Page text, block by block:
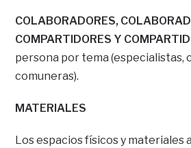
COLABORADORES,
COMPARTIDORES Y
persona por tema (especialistas,
comuneras).
MATERIALES
Los espacios físicos y materiales